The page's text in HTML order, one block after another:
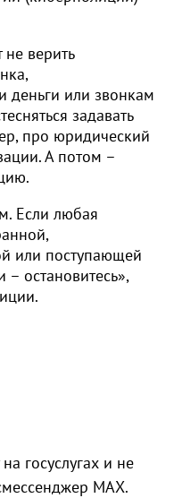
верить
деньги или звонкам
задавать
про юридический
А потом –
Если любая
или поступающей
остановитесь»,
госуслугах и не
МАХ.